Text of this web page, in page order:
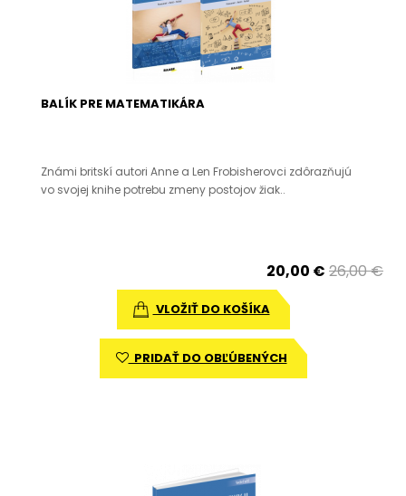
BALÍK PRE MATEMATIKÁRA
Známi britskí autori Anne a Len Frobisherovci zdôrazňujú
vo svojej knihe potrebu zmeny postojov žiak..
20,00 € 26,00 €
VLOŽIŤ DO KOŠÍKA
PRIDAŤ DO OBĽÚBENÝCH